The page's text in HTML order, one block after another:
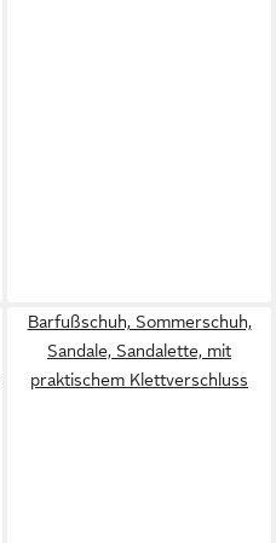
Barfußschuh, Sommerschuh,
Sandale, Sandalette, mit
praktischem Klettverschluss